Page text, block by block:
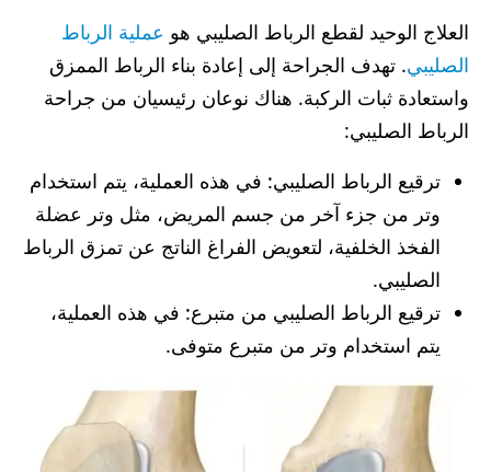
العلاج الوحيد لقطع الرباط الصليبي هو عملية الرباط
الصليبي. تهدف الجراحة إلى إعادة بناء الرباط الممزق
واستعادة ثبات الركبة. هناك نوعان رئيسيان من جراحة
الرباط الصليبي:
ترقيع الرباط الصليبي: في هذه العملية، يتم استخدام
وتر من جزء آخر من جسم المريض، مثل وتر عضلة
الفخذ الخلفية، لتعويض الفراغ الناتج عن تمزق الرباط
الصليبي.
ترقيع الرباط الصليبي من متبرع: في هذه العملية،
يتم استخدام وتر من متبرع متوفى.